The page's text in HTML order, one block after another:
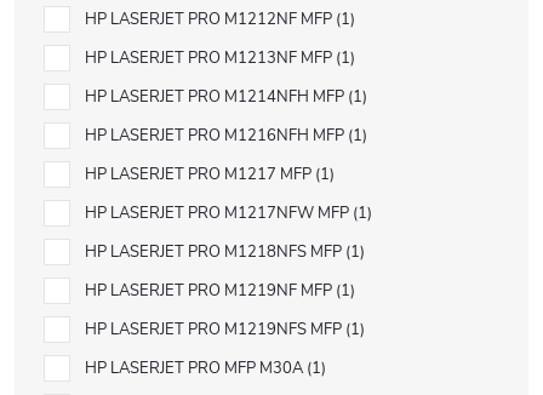
HP LASERJET PRO M1212NF MFP 1
HP LASERJET PRO M1213NF MFP 1
HP LASERJET PRO M1214NFH MFP 1
HP LASERJET PRO M1216NFH MFP 1
HP LASERJET PRO M1217 MFP 1
HP LASERJET PRO M1217NFW MFP 1
HP LASERJET PRO M1218NFS MFP 1
HP LASERJET PRO M1219NF MFP 1
HP LASERJET PRO M1219NFS MFP 1
HP LASERJET PRO MFP M30A 1